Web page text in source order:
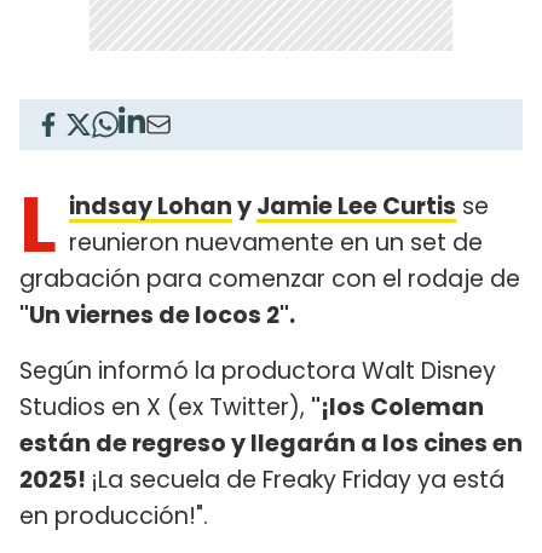
L indsay LohanyJamie Lee Curtis se
reunieron nuevamente en un set de
grabación para comenzar con el rodaje de
"Un viernes de locos 2".
Según informó la productora Walt Disney
Studios en X (ex Twitter), "¡los Coleman
están de regreso y llegarán a los cines en
2025! ¡La secuela de Freaky Friday ya está
en producción!".